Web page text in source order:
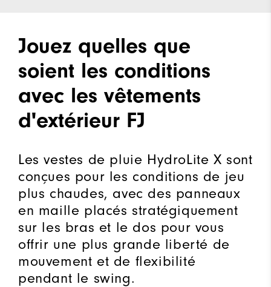
Jouez quelles que
soient les conditions
avec les vêtements
d'extérieur FJ
Les vestes de pluie HydroLite X sont
conçues pour les conditions de jeu
plus chaudes, avec des panneaux
en maille placés stratégiquement
sur les bras et le dos pour vous
offrir une plus grande liberté de
mouvement et de flexibilité
pendant le swing.